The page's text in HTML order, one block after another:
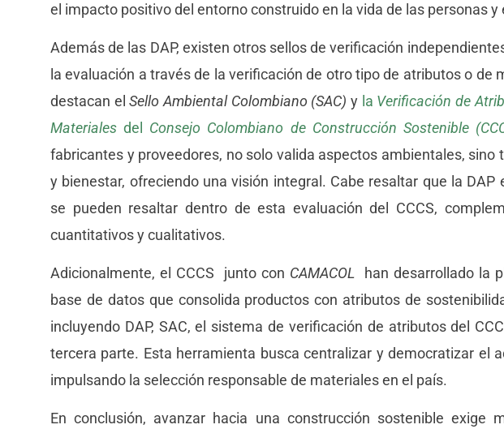
el impacto positivo del entorno construido en la vida de las personas y
Además de las DAP, existen otros sellos de verificación
la evaluación a través de la verificación de otro tipo de atributos o de
destacan elSello Ambiental Colombiano (SAC) yla Verificación de
Materiales del Consejo Colombiano de Construcción Sostenible
fabricantes y proveedores, no solo valida aspectos ambientales, sino
y bienestar, ofreciendo una visión integral. Cabe resaltar que la DAP
se pueden resaltar dentro de esta evaluación del CCCS,
cuantitativos y cualitativos.
Adicionalmente, el CCCS junto con CAMACOLhan desarrollado la
base de datos que consolida productos con atributos de
incluyendo DAP, SAC, el sistema de verificación de atributos del
tercera parte. Esta herramienta busca centralizar y democratizar el
impulsando la selección responsable de materiales en el país.
En conclusión, avanzar hacia una construcción sostenible exige